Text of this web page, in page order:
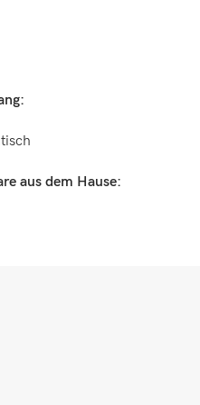
aus dem Hause: